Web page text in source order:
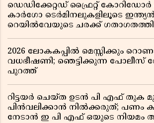
ഡെഡിക്കേറ്റഡ് ഫ്രൈറ്റ്
കാർഗോ ടെർമിനലുകളിലൂടെ ഇന്ത്യൻ
റെയിൽവേയുടെ ചരക്ക്
2026 ലോകകപ്പിൽ മെസ്സിക്കും
വധഭീഷണി; ഞെട്ടിക്കുന്ന പോലീസ്
പുറത്ത്
റിട്ടയർ ചെയ്ത ഉടൻ പി എഫ് തുക
പിൻവലിക്കാൻ നിൽക്കരുത്; പണം
നേടാൻ ഇ പി എഫ് ഒയുടെ നിയമം